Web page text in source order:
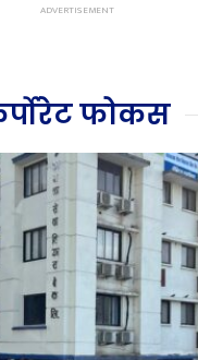
फोकस